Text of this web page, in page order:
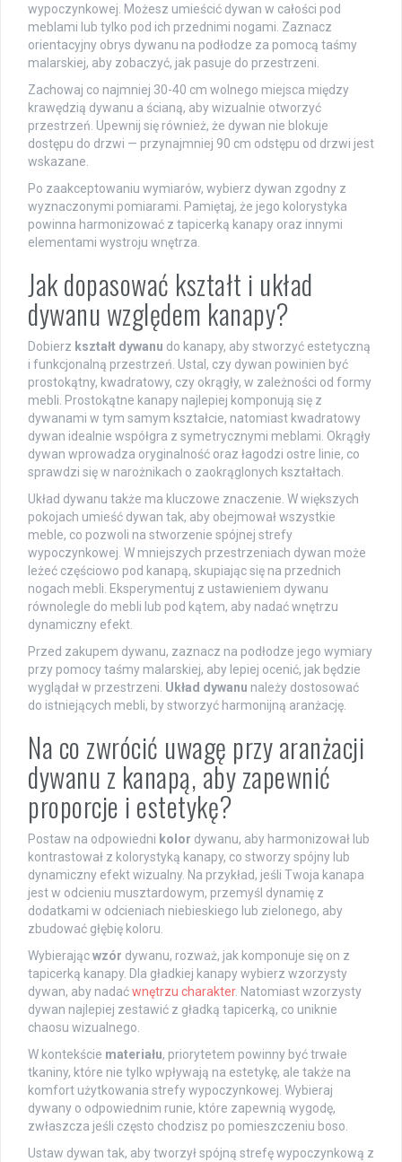
wypoczynkowej. Możesz umieścić dywan w całości pod
meblami lub tylko pod ich przednimi nogami. Zaznacz
orientacyjny obrys dywanu na podłodze za pomocą taśmy
malarskiej, aby zobaczyć, jak pasuje do przestrzeni.
Zachowaj co najmniej 30-40 cm wolnego miejsca między
krawędzią dywanu a ścianą, aby wizualnie otworzyć
przestrzeń. Upewnij się również, że dywan nie blokuje
dostępu do drzwi — przynajmniej 90 cm odstępu od drzwi jest
wskazane.
Po zaakceptowaniu wymiarów, wybierz dywan zgodny z
wyznaczonymi pomiarami. Pamiętaj, że jego kolorystyka
powinna harmonizować z tapicerką kanapy oraz innymi
elementami wystroju wnętrza.
Jak dopasować kształt i układ
dywanu względem kanapy?
Dobierz kształt dywanu do kanapy, aby stworzyć estetyczną
i funkcjonalną przestrzeń. Ustal, czy dywan powinien być
prostokątny, kwadratowy, czy okrągły, w zależności od formy
mebli. Prostokątne kanapy najlepiej komponują się z
dywanami w tym samym kształcie, natomiast kwadratowy
dywan idealnie współgra z symetrycznymi meblami. Okrągły
dywan wprowadza oryginalność oraz łagodzi ostre linie, co
sprawdzi się w narożnikach o zaokrąglonych kształtach.
Układ dywanu także ma kluczowe znaczenie. W większych
pokojach umieść dywan tak, aby obejmował wszystkie
meble, co pozwoli na stworzenie spójnej strefy
wypoczynkowej. W mniejszych przestrzeniach dywan może
leżeć częściowo pod kanapą, skupiając się na przednich
nogach mebli. Eksperymentuj z ustawieniem dywanu
równolegle do mebli lub pod kątem, aby nadać wnętrzu
dynamiczny efekt.
Przed zakupem dywanu, zaznacz na podłodze jego wymiary
przy pomocy taśmy malarskiej, aby lepiej ocenić, jak będzie
wyglądał w przestrzeni. Układ dywanu należy dostosować
do istniejących mebli, by stworzyć harmonijną aranżację.
Na co zwrócić uwagę przy aranżacji
dywanu z kanapą, aby zapewnić
proporcje i estetykę?
Postaw na odpowiedni kolor dywanu, aby harmonizował lub
kontrastował z kolorystyką kanapy, co stworzy spójny lub
dynamiczny efekt wizualny. Na przykład, jeśli Twoja kanapa
jest w odcieniu musztardowym, przemyśl dynamię z
dodatkami w odcieniach niebieskiego lub zielonego, aby
zbudować głębię koloru.
Wybierającwzór dywanu, rozważ, jak komponuje się on z
tapicerką kanapy. Dla gładkiej kanapy wybierz wzorzysty
dywan, aby nadaćwnętrzu charakter. Natomiast wzorzysty
dywan najlepiej zestawić z gładką tapicerką, co uniknie
chaosu wizualnego.
W kontekście materiału, priorytetem powinny być trwałe
tkaniny, które nie tylko wpływają na estetykę, ale także na
komfort użytkowania strefy wypoczynkowej. Wybieraj
dywany o odpowiednim runie, które zapewnią wygodę,
zwłaszcza jeśli często chodzisz po pomieszczeniu boso.
Ustaw dywan tak, aby tworzył spójną strefę wypoczynkową z